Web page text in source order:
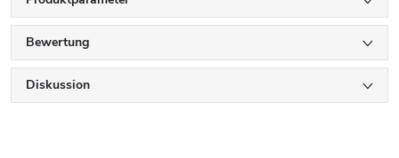
Bewertung
Diskussion